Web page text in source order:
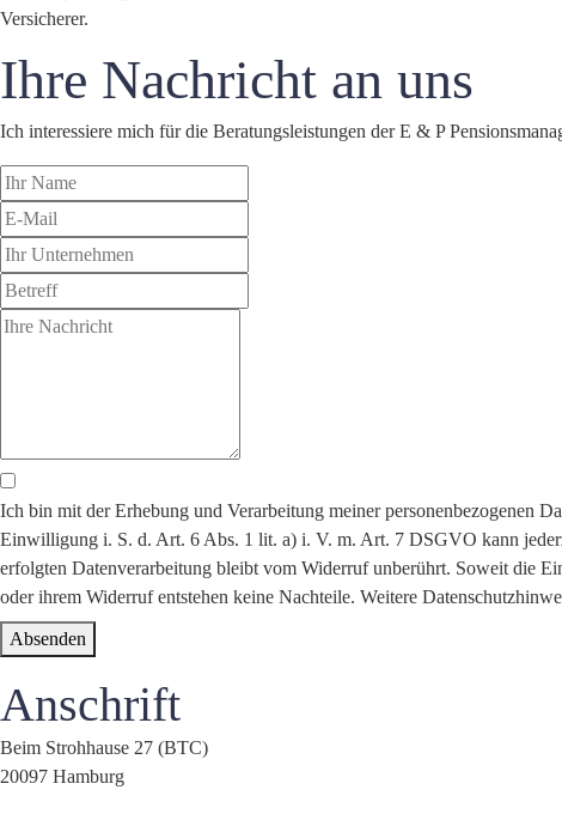
Versicherer.
Ihre Nachricht an uns
Ich interessiere mich für die Beratungsleistungen der E & P
Ich bin mit der Erhebung und Verarbeitung meiner personenbezogenen
Einwilligung i. S. d. Art. 6 Abs. 1 lit. a) i. V. m. Art. 7 DSGVO kann
erfolgten Datenverarbeitung bleibt vom Widerruf unberührt. Soweit
oder ihrem Widerruf entstehen keine Nachteile. Weitere
Absenden
Anschrift
Beim Strohhause 27 (BTC)
20097 Hamburg